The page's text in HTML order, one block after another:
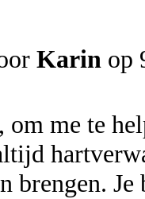
Karin op
me te
brengen. Je